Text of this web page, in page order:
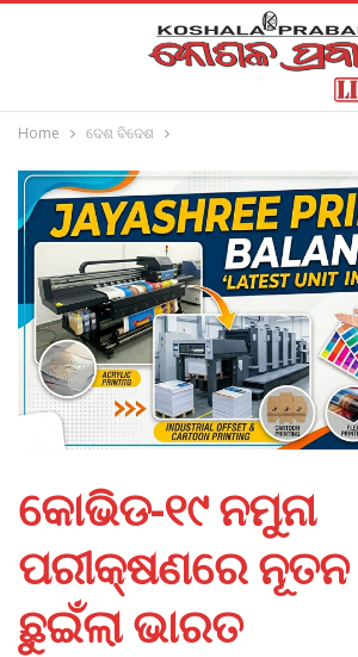
Home ଦେଶ ବିଦେଶ
କୋଭିଡ-୧୯ ନମୁନା
ପରୀକ୍ଷଣରେ
ଛୁଇଁଲା ଭାରତ